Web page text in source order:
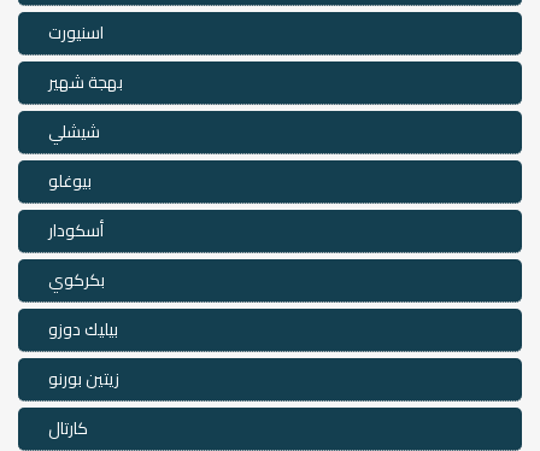
اسنيورت
بهجة شهير
شيشلي
بيوغلو
أسكودار
بكركوي
بيليك دوزو
زيتين بورنو
كارتال